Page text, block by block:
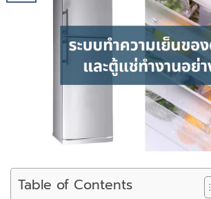
Table of Contents